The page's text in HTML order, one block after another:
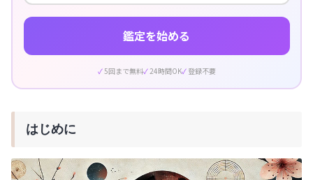
鑑定を始める
5回まで無料 24時間OK 登録不要
はじめに